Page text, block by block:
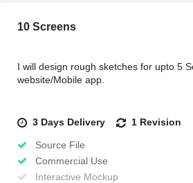
10 Screens
I will design rough sketches for upto 5
website/Mobile app.
3 Days Delivery 1 Revision
Source File
Commercial Use
Interactive Mockup